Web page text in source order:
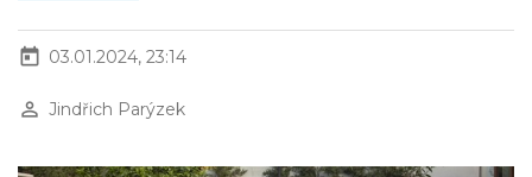
today 03.01.2024, 23:14
perm_identity Jindřich Parýzek